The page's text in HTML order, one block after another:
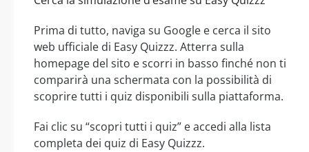
Prima di tutto, naviga su Google e cerca il sito
web ufficiale di Easy Quizzz. Atterra sulla
homepage del sito e scorri in basso finché non ti
comparirà una schermata con la possibilità di
scoprire tutti i quiz disponibili sulla piattaforma.
Fai clic su “scopri tutti i quiz” e accedi alla lista
completa dei quiz di Easy Quizzz.